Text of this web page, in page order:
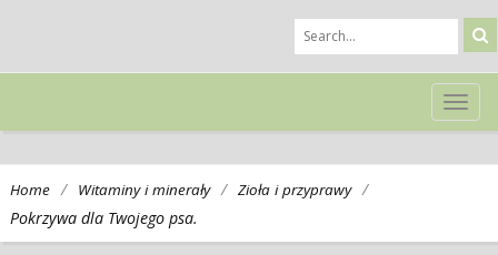
Home / Witaminy i minerały / Zioła i przyprawy /
Pokrzywa dla Twojego psa.